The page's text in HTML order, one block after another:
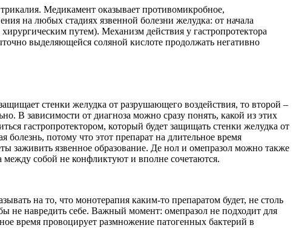
Медикамент оказывает противомикробное,
на любых стадиях язвенной болезни желудка: от начала
путем). Механизм действия у гастропротектора
выделяющейся соляной кислоте продолжать негативно
стенки желудка от разрушающего воздействия, то второй –
В зависимости от диагноза можно сразу понять, какой из этих
гастропротектором, который будет защищать стенки желудка от
болезнь, потому что этот препарат на длительное время
заживить язвенное образование. Де нол и омепразол можно также
между собой не конфликтуют и вполне сочетаются.
на то, что монотерапия каким-то препаратом будет, не столь
не навредить себе. Важный момент: омепразол не подходит для
время провоцирует размножение патогенных бактерий в